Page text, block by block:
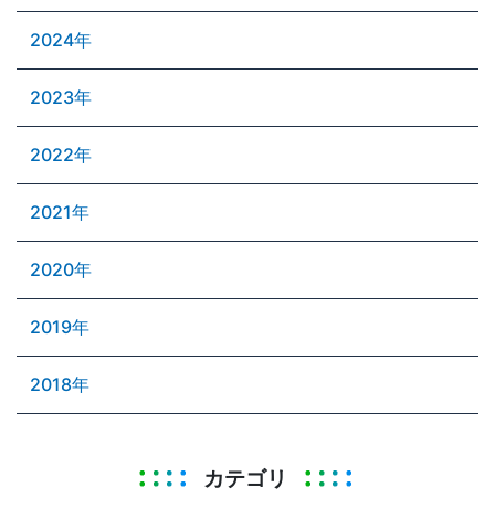
2024年
2023年
2022年
2021年
2020年
2019年
2018年
カテゴリ